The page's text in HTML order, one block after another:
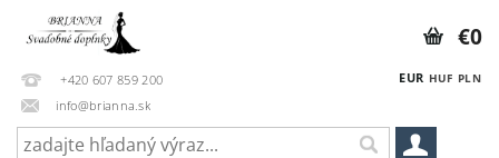
+420 607 859 200
info@brianna.sk
EUR HUF PLN
€0